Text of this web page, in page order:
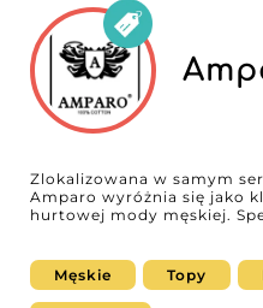
Zlokalizowana w samym
Amparo wyróżnia się jako
hurtowej mody męskiej.
zróżnicowaną gamę
eleganckich ubrań,
Męskie Topy